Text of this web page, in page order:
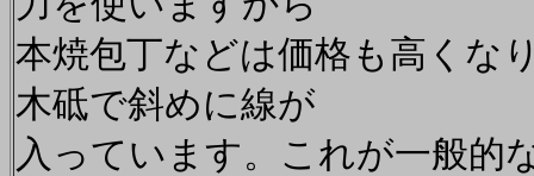
本焼包丁などは価格も高くな
木砥で斜めに線が
入っています。これが一般的